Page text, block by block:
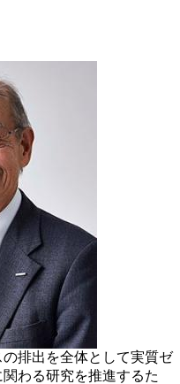
排出を全体として実質ゼ
わる研究を推進するた